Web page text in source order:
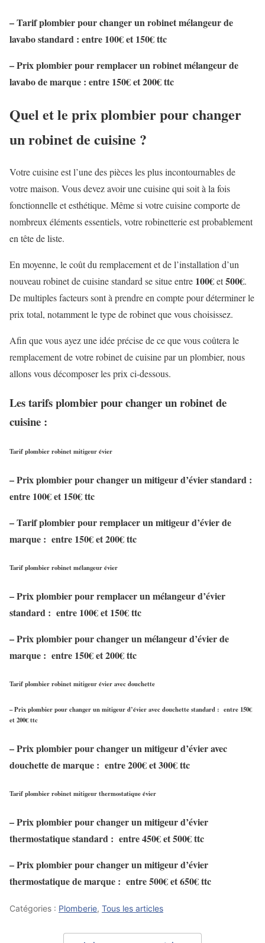
– Tarif plombier pour changer un robinet mélangeur de
lavabo standard : entre 100€et 150€ttc
– Prix plombier pour remplacer un robinet mélangeur de
lavabo de marque : entre 150€et 200€ttc
Quel et le prix plombier pour changer
un robinet de cuisine ?
Votre cuisine est l’une des pièces les plus incontournables de
votre maison. Vous devez avoir une cuisine qui soit à la fois
fonctionnelle et esthétique. Même si votre cuisine comporte de
nombreux éléments essentiels, votre robinetterie est probablement
en tête de liste.
En moyenne, le coût du remplacement et de l’installation d’un
nouveau robinet de cuisine standard se situe entre 100€et500€.
De multiples facteurs sont à prendre en compte pour déterminer le
prix total, notamment le type de robinet que vous choisissez.
Afin que vous ayez une idée précise de ce que vous coûtera le
remplacement de votre robinet de cuisine par un plombier, nous
allons vous décomposer les prix ci-dessous.
Les tarifs plombier pour changer un robinet de
cuisine :
Tarif plombier robinet mitigeur évier
– Prix plombier pour changer un mitigeur d’évier standard :
entre 100€et 150€ttc
– Tarif plombier pour remplacer un mitigeur d’évier de
marque : entre 150€et 200€ttc
Tarif plombier robinet mélangeur évier
– Prix plombier pour remplacer un mélangeur d’évier
standard : entre 100€et 150€ttc
– Prix plombier pour changer un mélangeur d’évier de
marque : entre 150€et 200€ttc
Tarif plombier robinet mitigeur évier avec douchette
– Prix plombier pour changer un mitigeur d’évier avec douchette standard : entre 150€
et 200€ttc
– Prix plombier pour changer un mitigeur d’évier avec
douchette de marque : entre 200€et 300€ttc
Tarif plombier robinet mitigeur thermostatique évier
– Prix plombier pour changer un mitigeur d’évier
thermostatique standard : entre 450€et 500€ttc
– Prix plombier pour changer un mitigeur d’évier
thermostatique de marque : entre 500€et 650€ttc
Catégories : Plomberie, Tous les articles